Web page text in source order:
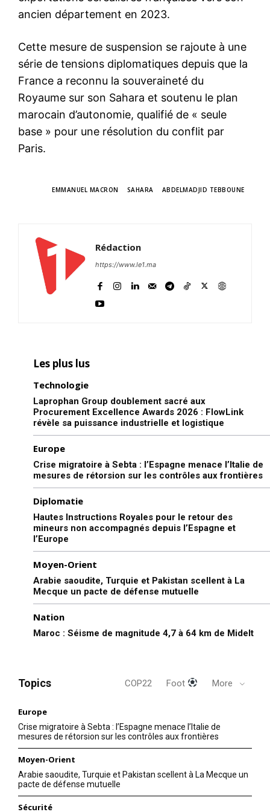
ancien département en 2023.
Cette mesure de suspension se rajoute à une
série de tensions diplomatiques depuis que la
France a reconnu la souveraineté du
Royaume sur son Sahara et soutenu le plan
marocain d’autonomie, qualifié de « seule
base » pour une résolution du conflit par
Paris.
EMMANUEL MACRON SAHARA ABDELMADJID TEBBOUNE
Rédaction
https://www.le1.ma
Les plus lus
Technologie
Laprophan Group doublement sacré aux
Procurement Excellence Awards 2026 : FlowLink
révèle sa puissance industrielle et logistique
Europe
Crise migratoire à Sebta : l’Espagne menace l’Italie de
mesures de rétorsion sur les contrôles aux frontières
Diplomatie
Hautes Instructions Royales pour le retour des
mineurs non accompagnés depuis l’Espagne et
l’Europe
Moyen-Orient
Arabie saoudite, Turquie et Pakistan scellent à La
Mecque un pacte de défense mutuelle
Nation
Maroc : Séisme de magnitude 4,7 à 64 km de Midelt
Topics COP22 Foot More
Europe
Crise migratoire à Sebta : l’Espagne menace l’Italie de
mesures de rétorsion sur les contrôles aux frontières
Moyen-Orient
Arabie saoudite, Turquie et Pakistan scellent à La Mecque un
pacte de défense mutuelle
Sécurité